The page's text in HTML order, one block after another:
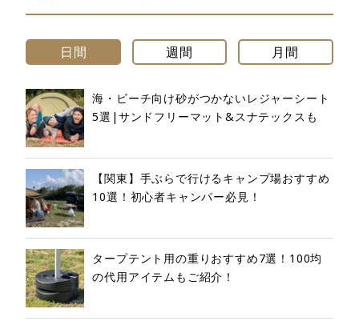
日間 週間 月間
海・ビーチ向け砂がつかないレジャーシート
5選|サンドフリーマット&スナテックスも
【関東】手ぶらで行けるキャンプ場おすすめ
10選！初心者キャンパー必見！
タープテント用の重りおすすめ7選！100均
の代用アイテムもご紹介！